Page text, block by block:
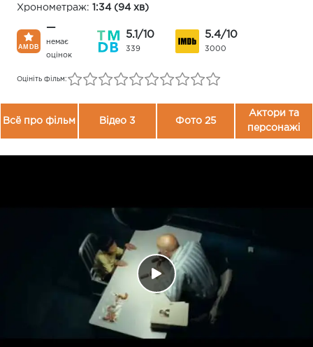
Хронометраж: 1:34 (94 хв)
—
немає
оцінок
5.1/10
339
5.4/10
3000
Оцініть фільм:
Всё про фільм Відео 3 Фото 25
Актори та
персонажі